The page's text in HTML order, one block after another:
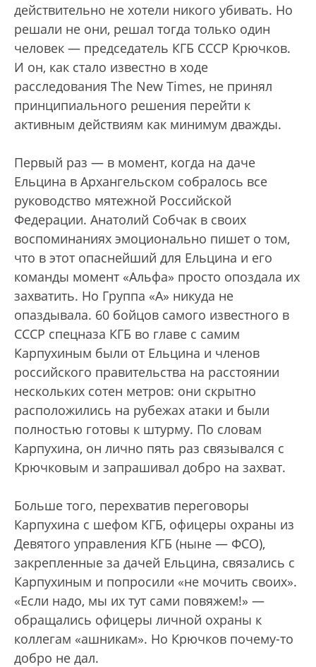
действительно не хотели никого убивать. Но
решали не они, решал тогда только один
человек — председатель КГБ СССР Крючков.
И он, как стало известно в ходе
расследования The New Times, не принял
принципиального решения перейти к
активным действиям как минимум дважды.
Первый раз — в момент, когда на даче
Ельцина в Архангельском собралось все
руководство мятежной Российской
Федерации. Анатолий Собчак в своих
воспоминаниях эмоционально пишет о том,
что в этот опаснейший для Ельцина и его
команды момент «Альфа» просто опоздала их
захватить. Но Группа «А» никуда не
опаздывала. 60 бойцов самого известного в
СССР спецназа КГБ во главе с самим
Карпухиным были от Ельцина и членов
российского правительства на расстоянии
нескольких сотен метров: они скрытно
расположились на рубежах атаки и были
полностью готовы к штурму. По словам
Карпухина, он лично пять раз связывался с
Крючковым и запрашивал добро на захват.
Больше того, перехватив переговоры
Карпухина с шефом КГБ, офицеры охраны из
Девятого управления КГБ (ныне — ФСО),
закрепленные за дачей Ельцина, связались с
Карпухиным и попросили «не мочить своих».
«Если надо, мы их тут сами повяжем!» —
обращались офицеры личной охраны к
коллегам «ашникам». Но Крючков почему-то
добро не дал.